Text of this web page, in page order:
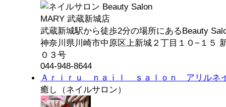
武蔵新城駅から徒歩2分の場所にあるBeauty
神奈川県川崎市中原区上新城２丁目１０−１５
０３号
044-948-8644
Ａｒｉｒｕ ｎａｉｌ ｓａｌｏｎ アリルネ
癒し（ネイルサロン）